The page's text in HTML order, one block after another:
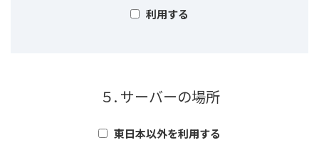
利用する
５. サーバーの場所
東日本以外を利用する